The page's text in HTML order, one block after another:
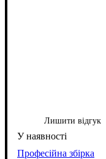
Лишити відгук
Професійна збірка